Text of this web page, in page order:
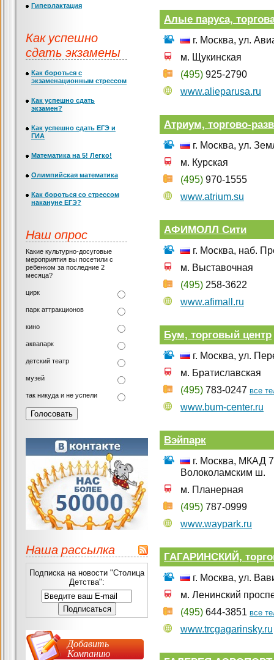
Алые паруса,
г. Москва, ул.
м. Щукинская
(495) 925-2790
www.alieparusa.ru
Атриум, торгово-
г. Москва, ул.
м. Курская
(495) 970-1555
www.atrium.su
АФИМОЛЛ Сити
г. Москва, наб.
м. Выставочная
(495) 258-3622
www.afimall.ru
Бум, торговый центр
г. Москва, ул.
м. Братиславская
(495) 783-0247 все
www.bum-center.ru
Вэйпарк
г. Москва, МКАД
Волоколамским ш.
м. Планерная
(495) 787-0999
www.waypark.ru
ГАГАРИНСКИЙ,
г. Москва, ул.
м. Ленинский
(495) 644-3851 все
www.trcgagarinsky.ru
Гиперлактация
Как успешно
сдать экзамены
Как бороться с
экзаменационным стрессом
Как успешно сдать
экзамен?
Как успешно сдать ЕГЭ и
ГИА
Математика на 5! Легко!
Олимпийская математика
Как бороться со стрессом
накануне ЕГЭ?
Наш опрос
Какие культурно-досуговые
мероприятия вы посетили с
ребенком за последние 2
месяца?
цирк
парк аттракционов
кино
аквапарк
детский театр
музей
так никуда и не успели
Наша рассылка
Подписка на новости "Столица
Детства":
Добавить
Компанию